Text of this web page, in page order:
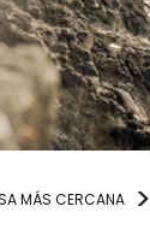
MÁS CERCANA